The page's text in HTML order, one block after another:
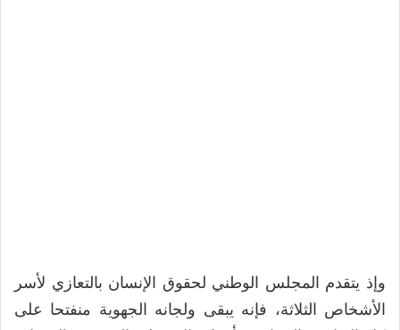
وإذ يتقدم المجلس الوطني لحقوق الإنسان بالتعازي لأسر
الأشخاص الثلاثة، فإنه يبقى ولجانه الجهوية منفتحا على